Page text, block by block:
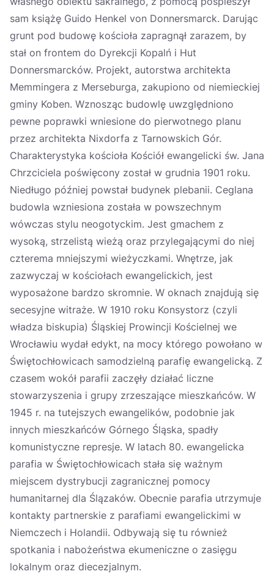
sam książę Guido Henkel von Donnersmarck. Darując
grunt pod budowę kościoła zapragnął zarazem, by
stał on frontem do Dyrekcji Kopalń i Hut
Donnersmarcków. Projekt, autorstwa architekta
Memmingera z Merseburga, zakupiono od niemieckiej
gminy Koben. Wznosząc budowlę uwzględniono
pewne poprawki wniesione do pierwotnego planu
przez architekta Nixdorfa z Tarnowskich Gór.
Charakterystyka kościoła Kościół ewangelicki św. Jana
Chrzciciela poświęcony został w grudnia 1901 roku.
Niedługo później powstał budynek plebanii. Ceglana
budowla wzniesiona została w powszechnym
wówczas stylu neogotyckim. Jest gmachem z
wysoką, strzelistą wieżą oraz przylegającymi do niej
czterema mniejszymi wieżyczkami. Wnętrze, jak
zazwyczaj w kościołach ewangelickich, jest
wyposażone bardzo skromnie. W oknach znajdują się
secesyjne witraże. W 1910 roku Konsystorz (czyli
władza biskupia) Śląskiej Prowincji Kościelnej we
Wrocławiu wydał edykt, na mocy którego powołano w
Świętochłowicach samodzielną parafię ewangelicką. Z
czasem wokół parafii zaczęły działać liczne
stowarzyszenia i grupy zrzeszające mieszkańców. W
1945 r. na tutejszych ewangelików, podobnie jak
innych mieszkańców Górnego Śląska, spadły
komunistyczne represje. W latach 80. ewangelicka
parafia w Świętochłowicach stała się ważnym
miejscem dystrybucji zagranicznej pomocy
humanitarnej dla Ślązaków. Obecnie parafia utrzymuje
kontakty partnerskie z parafiami ewangelickimi w
Niemczech i Holandii. Odbywają się tu również
spotkania i nabożeństwa ekumeniczne o zasięgu
lokalnym oraz diecezjalnym.